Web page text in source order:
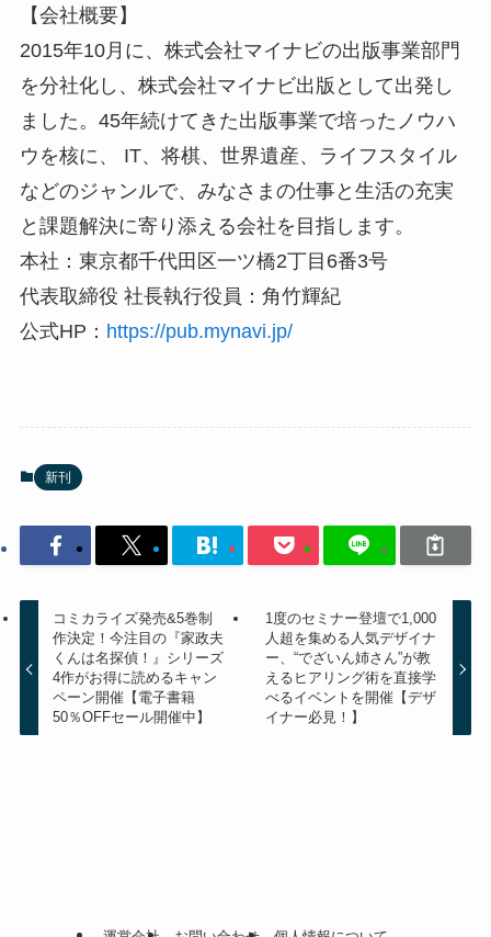
【会社概要】
2015年10月に、株式会社マイナビの出版事業部門
を分社化し、株式会社マイナビ出版として出発し
ました。45年続けてきた出版事業で培ったノウハ
ウを核に、 IT、将棋、世界遺産、ライフスタイル
などのジャンルで、みなさまの仕事と生活の充実
と課題解決に寄り添える会社を目指します。
本社：東京都千代田区一ツ橋2丁目6番3号
代表取締役 社長執行役員：角竹輝紀
公式HP： https://pub.mynavi.jp/
新刊
コミカライズ発売&5巻制
作決定！今注目の『家政夫
くんは名探偵！』シリーズ
4作がお得に読めるキャン
ペーン開催【電子書籍
50％OFFセール開催中】
1度のセミナー登壇で1,000
人超を集める人気デザイナ
ー、“でざいん姉さん”が教
えるヒアリング術を直接学
べるイベントを開催【デザ
イナー必見！】